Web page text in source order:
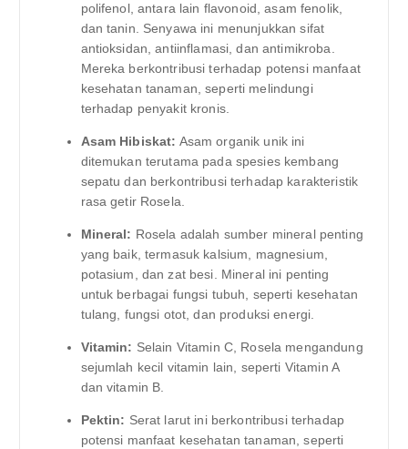
polifenol, antara lain flavonoid, asam fenolik,
dan tanin. Senyawa ini menunjukkan sifat
antioksidan, antiinflamasi, dan antimikroba.
Mereka berkontribusi terhadap potensi manfaat
kesehatan tanaman, seperti melindungi
terhadap penyakit kronis.
Asam Hibiskat: Asam organik unik ini
ditemukan terutama pada spesies kembang
sepatu dan berkontribusi terhadap karakteristik
rasa getir Rosela.
Mineral: Rosela adalah sumber mineral penting
yang baik, termasuk kalsium, magnesium,
potasium, dan zat besi. Mineral ini penting
untuk berbagai fungsi tubuh, seperti kesehatan
tulang, fungsi otot, dan produksi energi.
Vitamin: Selain Vitamin C, Rosela mengandung
sejumlah kecil vitamin lain, seperti Vitamin A
dan vitamin B.
Pektin: Serat larut ini berkontribusi terhadap
potensi manfaat kesehatan tanaman, seperti